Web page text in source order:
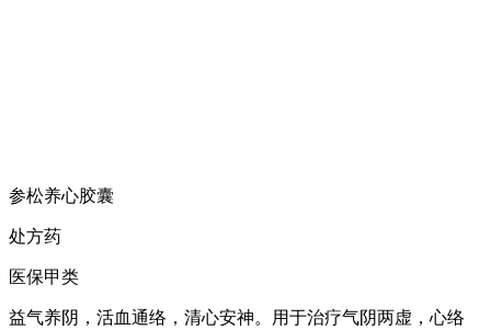
参松养心胶囊
处方药
医保甲类
益气养阴，活血通络，清心安神。用于治疗气阴两虚，心络